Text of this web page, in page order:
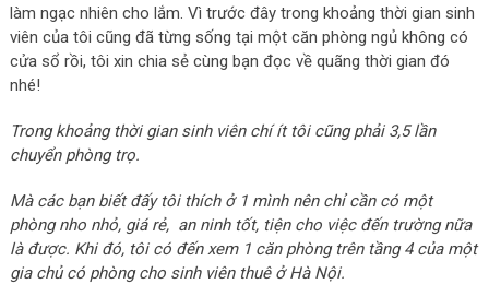
làm ngạc nhiên cho lắm. Vì trước đây trong khoảng thời gian sinh
viên của tôi cũng đã từng sống tại một căn phòng ngủ không có
cửa sổ rồi, tôi xin chia sẻ cùng bạn đọc về quãng thời gian đó
nhé!
Trong khoảng thời gian sinh viên chí ít tôi cũng phải 3,5 lần
chuyển phòng trọ.
Mà các bạn biết đấy tôi thích ở 1 mình nên chỉ cần có một
phòng nho nhỏ, giá rẻ, an ninh tốt, tiện cho việc đến trường nữa
là được. Khi đó, tôi có đến xem 1 căn phòng trên tầng 4 của một
gia chủ có phòng cho sinh viên thuê ở Hà Nội.